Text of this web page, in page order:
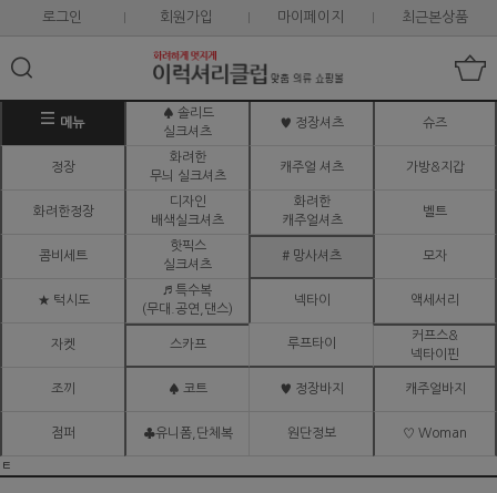
로그인 회원가입 마이페이지 최근본상품
메뉴
♠ 솔리드
실크셔츠
♥ 정장셔츠 슈즈
정장
화려한
무늬 실크셔츠
캐주얼 셔츠 가방&지갑
화려한정장
디자인
배색실크셔츠
화려한
캐주얼셔츠
벨트
콤비세트
핫픽스
실크셔츠
# 망사셔츠 모자
★ 턱시도
♬ 특수복
(무대.공연,댄스)
넥타이 액세서리
자켓 스카프 루프타이
커프스&
넥타이핀
조끼 ♠ 코트 ♥ 정장바지 캐주얼바지
점퍼 ♣유니폼,단체복 원단정보 ♡ Woman
ㅌ